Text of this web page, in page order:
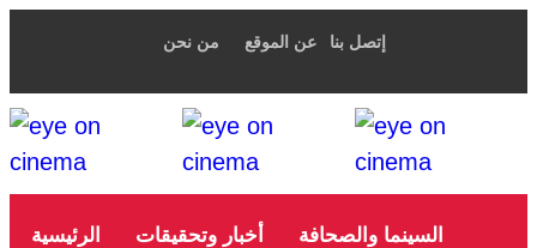
من نحن عن الموقع إتصل بنا
الرئيسية أخبار وتحقيقات
السينما والصحافة